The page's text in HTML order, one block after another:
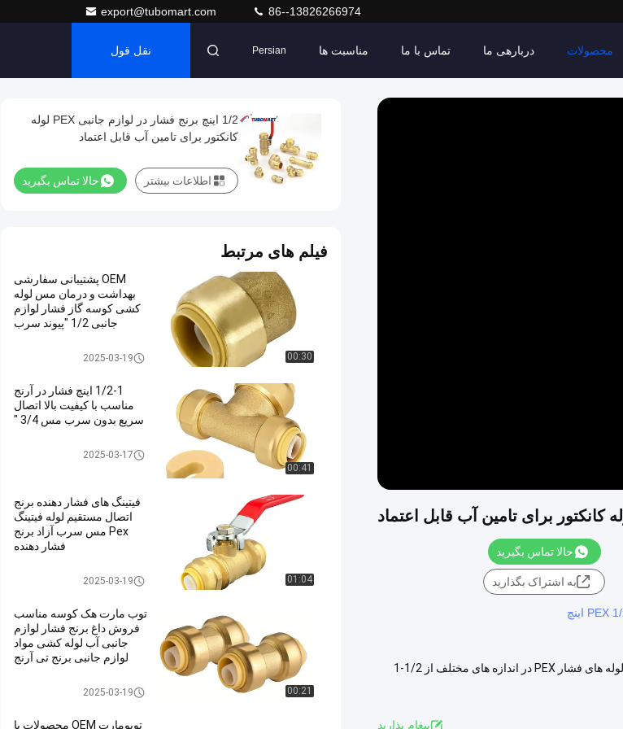
export@tubomart.com 86--13826266974
محصولات دربارهی ما تماس با ما مناسبت ها Persian نقل قول
حالا تماس بگیرید
به اشتراک بگذارید
1/2 اینچ برنج فشار در لوازم جانبی PEX لوله کانکتور برای تامین آب قابل اعتماد توضیحات محصول: لوله های فشار PEX در اندازه های مختلف از 1/2-1
پيغام بذاريد
1/2 اینچ برنج فشار در لوازم جانبی PEX لوله
کانکتور برای تامین آب قابل اعتماد
حالا تماس بگیرید اطلاعات بیشتر
فیلم های مرتبط
00:30
OEM پشتیبانی سفارشی
بهداشت و درمان مس لوله
کشی کوسه گاز فشار لوازم
جانبی 1/2 "پیوند سرب
گاز Pex فشار مناسب در
اتصالات فشاری Pex2025-03-19
00:41
1/2-1 اینچ فشار در آرنج
مناسب با کیفیت بالا اتصال
سریع بدون سرب مس 3/4 "
اتصالات فشاری Pex2025-03-17
01:04
فیتینگ های فشار دهنده برنج
اتصال مستقیم لوله فیتینگ
Pex مس سرب آزاد برنج
فشار دهنده
اتصالات فشاری Pex2025-03-19
00:21
توب مارت هک کوسه مناسب
فروش داغ برنج فشار لوازم
جانبی آب لوله کشی مواد
لوازم جانبی برنج تی آرنج
اتصالات فشاری Pex2025-03-19
توبومارت OEM محصولات با